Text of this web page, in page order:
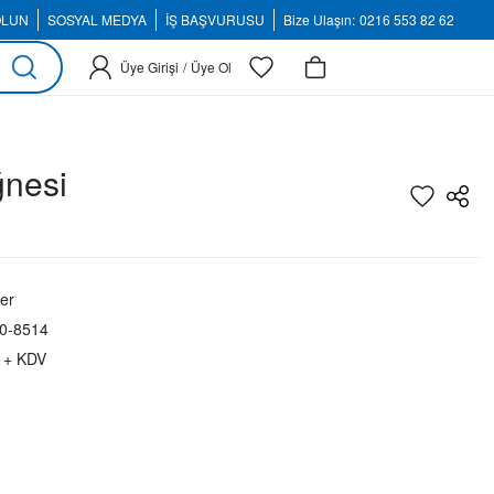
SOSYAL MEDYA İŞ BAŞVURUSU Bize Ulaşın: 0216 553 82 62
Üye Girişi / Üye Ol
8514
KDV